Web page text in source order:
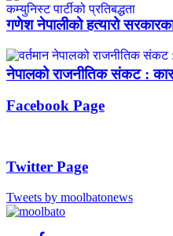
गणेश नेपालीको हत्यारो
नेपालको राजनीतिक संकट :
Facebook Page
Twitter Page
Tweets by moolbatonews